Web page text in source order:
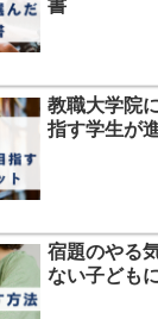
書
教職大学院
指す学生が
宿題のやる
ない子ども